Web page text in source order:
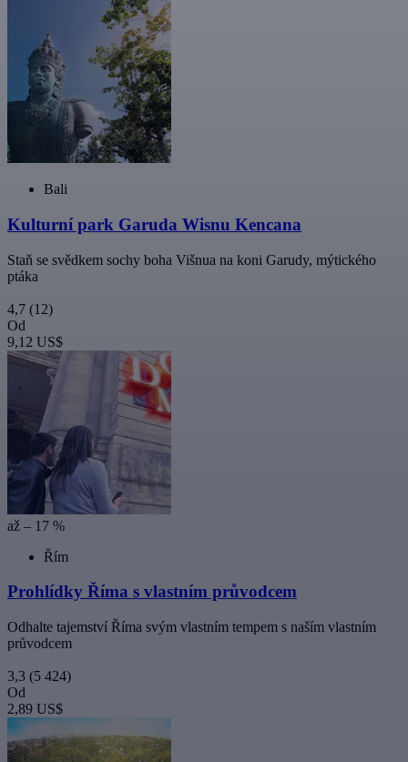
Bali
Kulturní park Garuda Wisnu Kencana
Staň se svědkem sochy boha Višnua na koni Garudy, mýtického
ptáka
4,7 (12)
Od
9,12 US$
až – 17 %
Řím
Prohlídky Říma s vlastním průvodcem
Odhalte tajemství Říma svým vlastním tempem s naším vlastním
průvodcem
3,3 (5 424)
Od
2,89 US$